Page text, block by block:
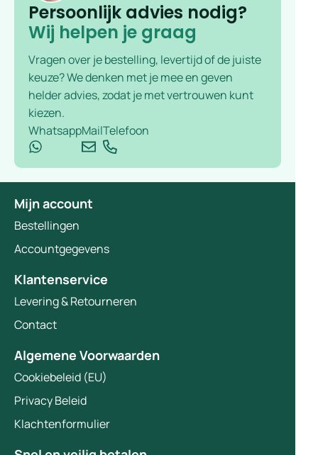
Persoonlijk advies nodig?
Wij helpen je graag
Vragen over je bestelling, levertijd of de juiste
keuze? We denken met je mee en geven
helder advies, zodat je met vertrouwen kunt
kiezen.
WhatsappMailTelefoon
Mijn account
Bestellingen
Accountgegevens
Klantenservice
Levering & Retourneren
Contact
Algemene Voorwaarden
Cookiebeleid (EU)
Privacy Beleid
Klachtenformulier